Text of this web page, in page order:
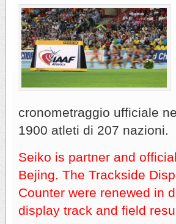
cronometraggio ufficiale
1900 atleti di 207 nazioni.
Seiko is partner and
Bejing. The Trackside
Counter were renewed in
display track and field